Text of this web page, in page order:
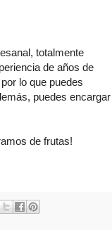
totalmente
de años de
lo que puedes
puedes encargar
de frutas!